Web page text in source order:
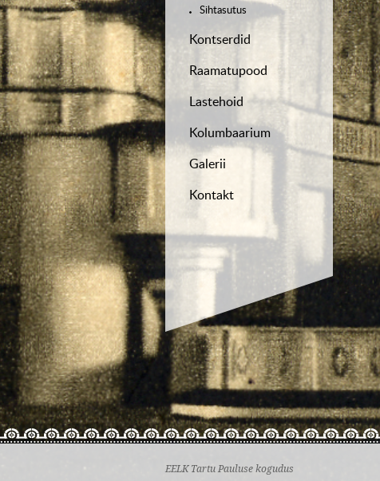
Sihtasutus
Kontserdid
Raamatupood
Lastehoid
Kolumbaarium
Galerii
Kontakt
EELK Tartu Pauluse kogudus